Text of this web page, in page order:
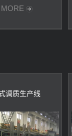
MORE
调质生产线